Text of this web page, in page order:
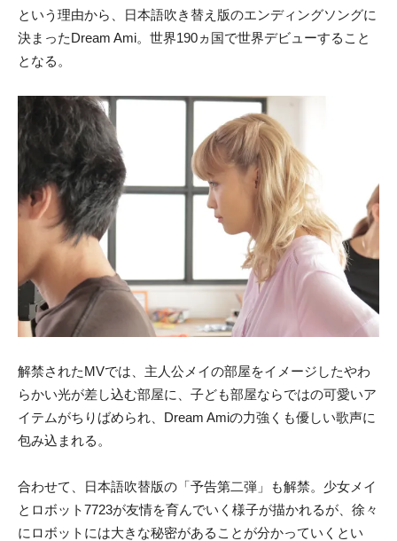
という理由から、日本語吹き替え版のエンディングソングに
決まったDream Ami。世界190ヵ国で世界デビューすること
となる。
解禁されたMVでは、主人公メイの部屋をイメージしたやわ
らかい光が差し込む部屋に、子ども部屋ならではの可愛いア
イテムがちりばめられ、Dream Amiの力強くも優しい歌声に
包み込まれる。
合わせて、日本語吹替版の「予告第二弾」も解禁。少女メイ
とロボット7723が友情を育んでいく様子が描かれるが、徐々
にロボットには大きな秘密があることが分かっていくとい